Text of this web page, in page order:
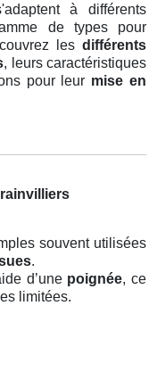
à différents
de types pour
les différents
, leurs caractéristiques
pour leur mise en
souvent utilisées
.
d’une poignée, ce
limitées.